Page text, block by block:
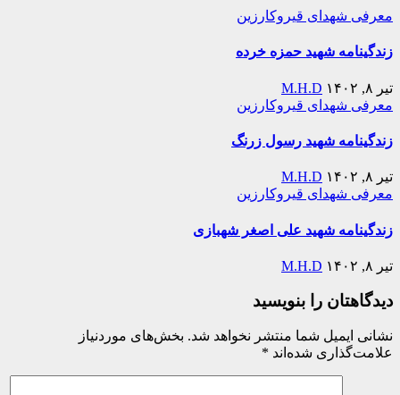
معرفی شهدای قیروکارزین
زندگینامه شهید حمزه خرده
تیر ۸, ۱۴۰۲
M.H.D
معرفی شهدای قیروکارزین
زندگینامه شهید رسول زرنگ
تیر ۸, ۱۴۰۲
M.H.D
معرفی شهدای قیروکارزین
زندگینامه شهید علی اصغر شهبازی
تیر ۸, ۱۴۰۲ M.H.D
دیدگاهتان را بنویسید
نشانی ایمیل شما منتشر نخواهد شد. بخش‌های موردنیاز
علامت‌گذاری شده‌اند *